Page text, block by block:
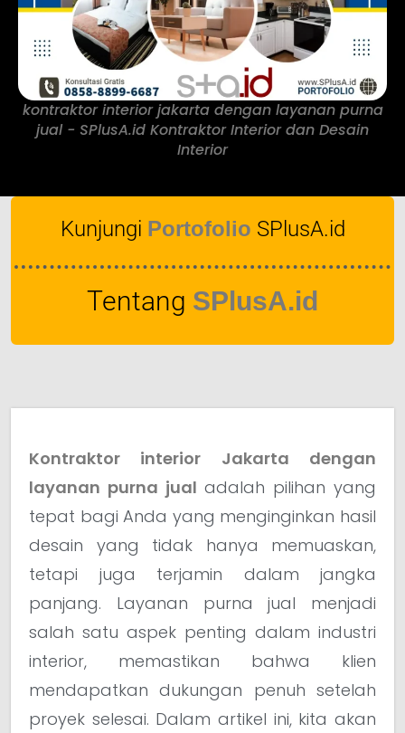
kontraktor interior jakarta dengan layanan purna
jual - SPlusA.id Kontraktor Interior dan Desain
Interior
Kunjungi Portofolio SPlusA.id
Tentang SPlusA.id
Kontraktor interior Jakarta dengan
layanan purna jual adalah pilihan yang
tepat bagi Anda yang menginginkan hasil
desain yang tidak hanya memuaskan,
tetapi juga terjamin dalam jangka
panjang. Layanan purna jual menjadi
salah satu aspek penting dalam industri
interior, memastikan bahwa klien
mendapatkan dukungan penuh setelah
proyek selesai. Dalam artikel ini, kita akan